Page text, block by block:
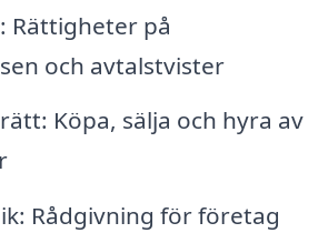
Rättigheter på
och avtalstvister
Köpa, sälja och hyra av
Rådgivning för företag